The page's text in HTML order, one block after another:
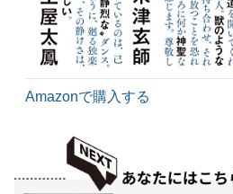
Amazonで購入する